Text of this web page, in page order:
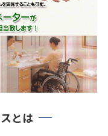
とは